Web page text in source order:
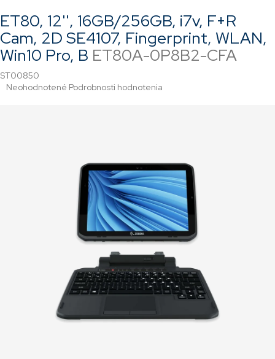
ET80, 12'', 16GB/256GB, i7v, F+R
Cam, 2D SE4107, Fingerprint, WLAN,
Win10 Pro, B ET80A-0P8B2-CFA
ST00850
Priemerné
Neohodnotené Podrobnosti hodnotenia